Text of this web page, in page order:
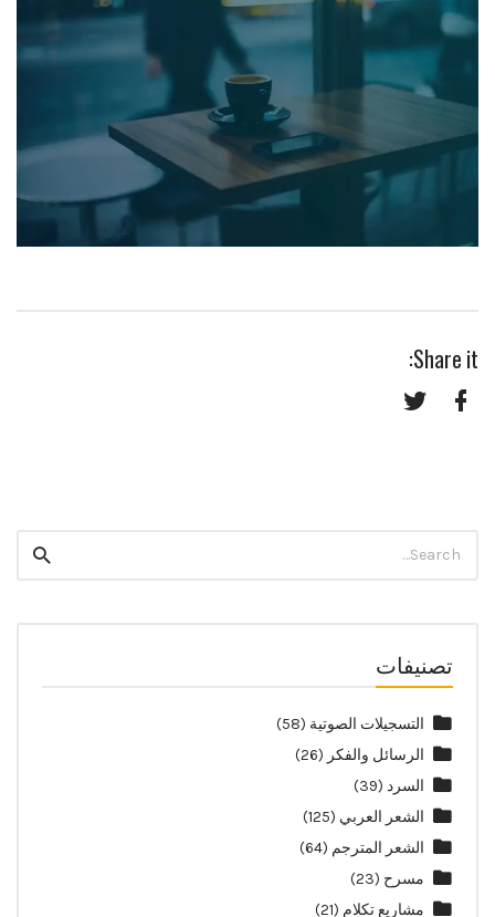
Share it:
for:
تصنيفات
التسجيلات الصوتية (58)
الرسائل والفكر (26)
السرد (39)
الشعر العربي (125)
الشعر المترجم (64)
مسرح (23)
مشاريع تكلام (21)